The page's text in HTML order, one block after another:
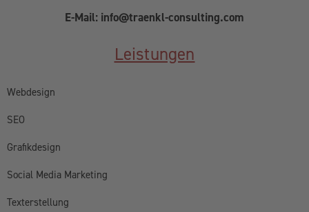
E-Mail: info@traenkl-consulting.com
Leistungen
Webdesign
SEO
Grafikdesign
Social Media Marketing
Texterstellung